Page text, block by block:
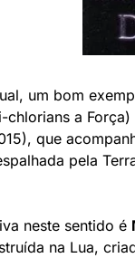
um bom
chlorians a Força)
que
pela
neste sentido é
na Lua,